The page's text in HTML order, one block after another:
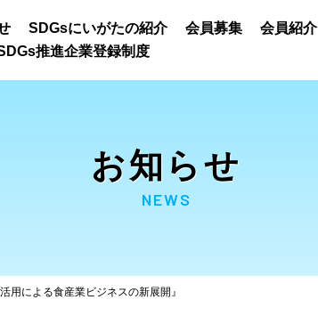
SDGsにいがたの紹介 会員募集 会員紹介
推進企業登録制度
お知らせ
NEWS
用による食産業ビジネスの新展開』